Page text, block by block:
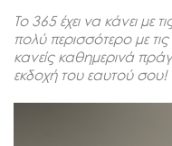
Το 365 έχει να κάνει με
πολύ περισσότερο με
κανείς καθημερινά
εκδοχή του εαυτού σου!